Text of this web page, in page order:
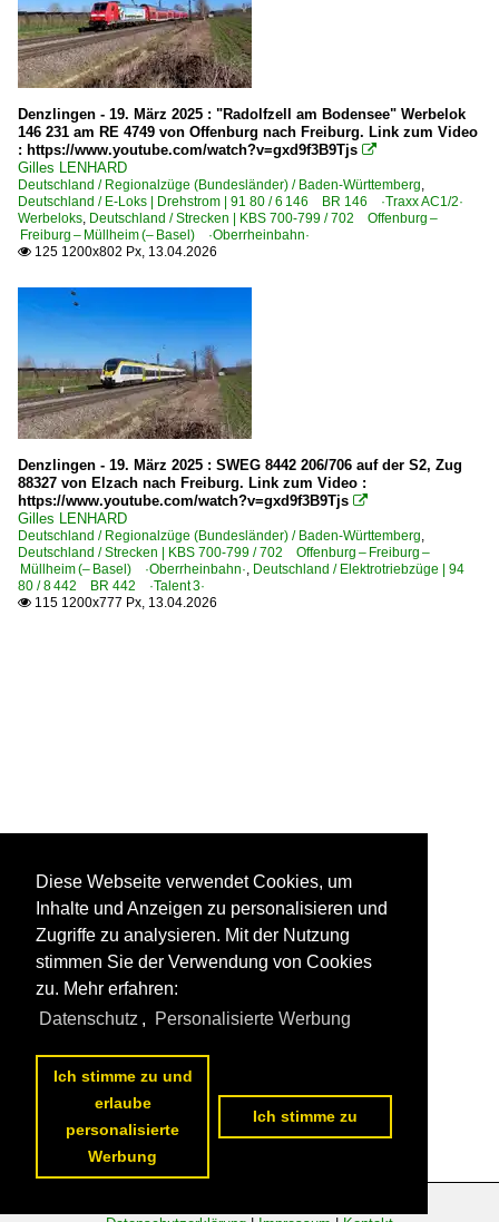
Denzlingen - 19. März 2025 : "Radolfzell am Bodensee" Werbelok
146 231 am RE 4749 von Offenburg nach Freiburg. Link zum Video
: https://www.youtube.com/watch?v=gxd9f3B9Tjs 
Gilles LENHARD
Deutschland / Regionalzüge (Bundesländer) / Baden-Württemberg,
Deutschland / E-Loks | Drehstrom | 91 80 / 6 146 BR 146 ·Traxx AC1/2·
Werbeloks, Deutschland / Strecken | KBS 700-799 / 702 Offenburg –
Freiburg – Müllheim (– Basel) ·Oberrheinbahn·
 125 1200x802 Px, 13.04.2026
Denzlingen - 19. März 2025 : SWEG 8442 206/706 auf der S2, Zug
88327 von Elzach nach Freiburg. Link zum Video :
https://www.youtube.com/watch?v=gxd9f3B9Tjs 
Gilles LENHARD
Deutschland / Regionalzüge (Bundesländer) / Baden-Württemberg,
Deutschland / Strecken | KBS 700-799 / 702 Offenburg – Freiburg –
Müllheim (– Basel) ·Oberrheinbahn·, Deutschland / Elektrotriebzüge | 94
80 / 8 442 BR 442 ·Talent 3·
 115 1200x777 Px, 13.04.2026
Diese Webseite verwendet Cookies, um
Inhalte und Anzeigen zu personalisieren und
Zugriffe zu analysieren. Mit der Nutzung
stimmen Sie der Verwendung von Cookies
zu. Mehr erfahren:
Datenschutz , Personalisierte Werbung
Ich stimme zu und
erlaube
personalisierte
Werbung
Ich stimme zu